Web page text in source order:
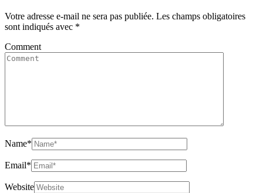
Votre adresse e-mail ne sera pas publiée. Les champs obligatoires
sont indiqués avec *
Comment
Name*
Email*
Website